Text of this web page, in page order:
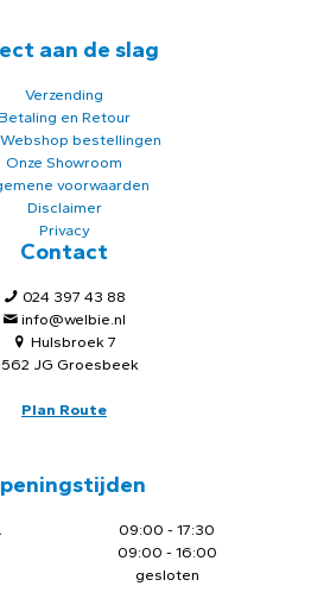
aan de slag
Verzending
en Retour
bestellingen
Onze Showroom
voorwaarden
Disclaimer
Privacy
Contact
024 397 43 88
info@welbie.nl
Hulsbroek 7
JG Groesbeek
Plan Route
09:00 - 17:30
09:00 - 16:00
gesloten